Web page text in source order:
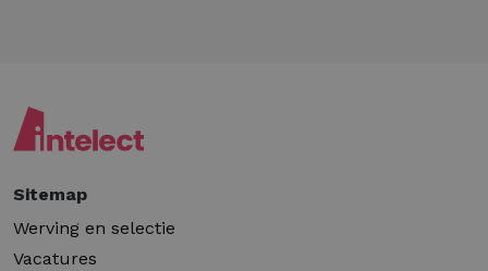
Sitemap
Werving en selectie
Vacatures